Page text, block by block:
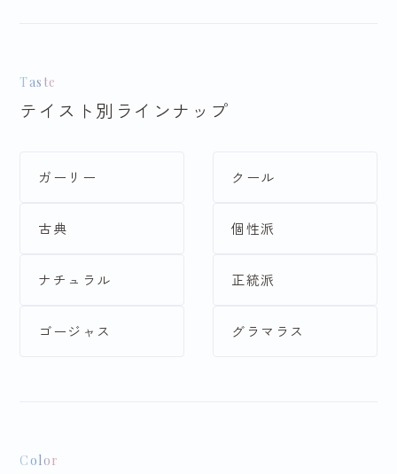
ブランドで探す
華徒然 JILLSTUART
Ailes HANRIETTE
AnLuce 王林爛漫
SIA TRENDNOW
Tokyo Retro
Taste
テイスト別ラインナップ
ガーリー クール
古典 個性派
ナチュラル 正統派
ゴージャス グラマラス
Color